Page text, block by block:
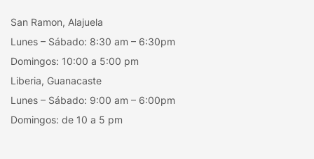
San Ramon, Alajuela
Lunes – Sábado: 8:30 am – 6:30pm
Domingos: 10:00 a 5:00 pm
Liberia, Guanacaste
Lunes – Sábado: 9:00 am – 6:00pm
Domingos: de 10 a 5 pm